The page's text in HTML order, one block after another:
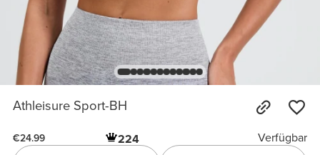
Athleisure Sport-BH
€24.99 224
Verfügbar